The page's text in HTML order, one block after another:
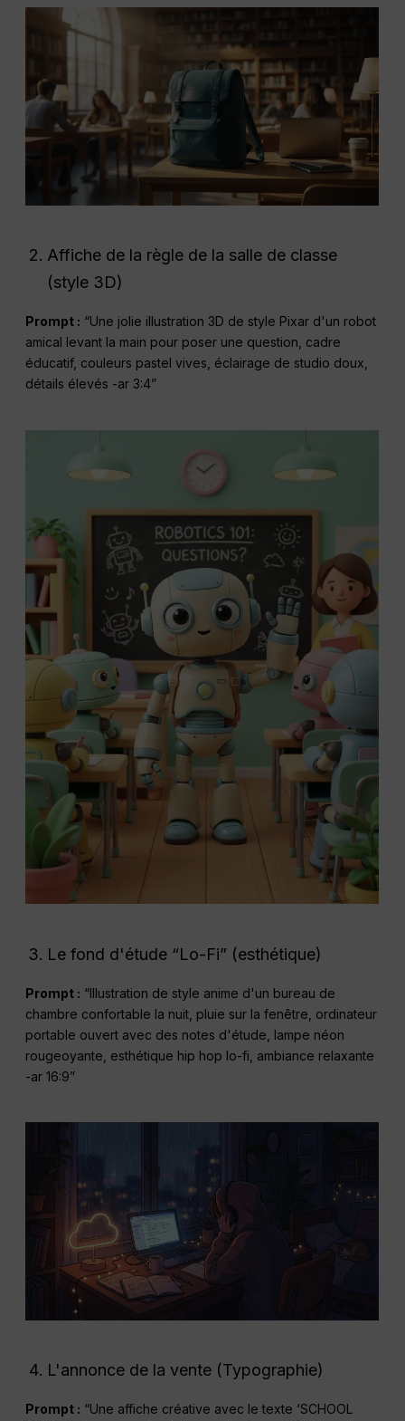
Affiche de la règle de la salle de classe
(style 3D)
Prompt : “Une jolie illustration 3D de style Pixar d'un robot
amical levant la main pour poser une question, cadre
éducatif, couleurs pastel vives, éclairage de studio doux,
détails élevés -ar 3:4”
Le fond d'étude “Lo-Fi” (esthétique)
Prompt : “Illustration de style anime d'un bureau de
chambre confortable la nuit, pluie sur la fenêtre, ordinateur
portable ouvert avec des notes d'étude, lampe néon
rougeoyante, esthétique hip hop lo-fi, ambiance relaxante
-ar 16:9”
L'annonce de la vente (Typographie)
Prompt : “Une affiche créative avec le texte ‘SCHOOL